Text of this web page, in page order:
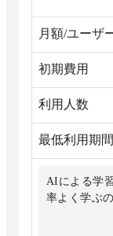
月額/ユーザ
初期費用
利用人数
最低利用期間
AIによる学
率よく学ぶ